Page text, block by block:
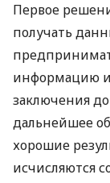
Первое
получать
информацию и
заключения
дальнейшее
хорошие
исчисляются